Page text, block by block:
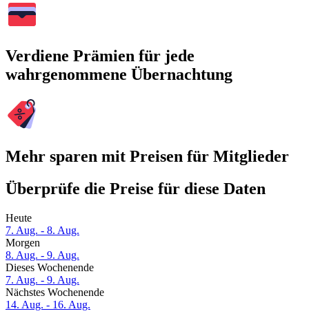
Verdiene Prämien für jede
wahrgenommene Übernachtung
Mehr sparen mit Preisen für Mitglieder
Überprüfe die Preise für diese Daten
Heute
7. Aug. - 8. Aug.
Morgen
8. Aug. - 9. Aug.
Dieses Wochenende
7. Aug. - 9. Aug.
Nächstes Wochenende
14. Aug. - 16. Aug.